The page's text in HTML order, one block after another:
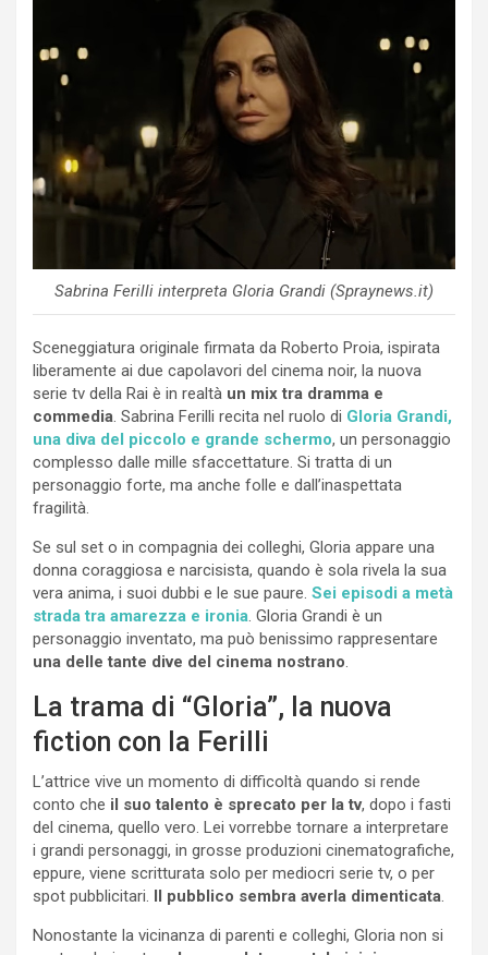
Sabrina Ferilli interpreta Gloria Grandi (Spraynews.it)
Sceneggiatura originale firmata da Roberto Proia, ispirata
liberamente ai due capolavori del cinema noir, la nuova
serie tv della Rai è in realtà un mix tra dramma e
commedia. Sabrina Ferilli recita nel ruolo di Gloria Grandi,
una diva del piccolo e grande schermo, un personaggio
complesso dalle mille sfaccettature. Si tratta di un
personaggio forte, ma anche folle e dall’inaspettata
fragilità.
Se sul set o in compagnia dei colleghi, Gloria appare una
donna coraggiosa e narcisista, quando è sola rivela la sua
vera anima, i suoi dubbi e le sue paure. Sei episodi a metà
strada tra amarezza e ironia. Gloria Grandi è un
personaggio inventato, ma può benissimo rappresentare
una delle tante dive del cinema nostrano.
La trama di “Gloria”, la nuova
fiction con la Ferilli
L’attrice vive un momento di difficoltà quando si rende
conto che il suo talento è sprecato per la tv, dopo i fasti
del cinema, quello vero. Lei vorrebbe tornare a interpretare
i grandi personaggi, in grosse produzioni cinematografiche,
eppure, viene scritturata solo per mediocri serie tv, o per
spot pubblicitari. Il pubblico sembra averla dimenticata.
Nonostante la vicinanza di parenti e colleghi, Gloria non si